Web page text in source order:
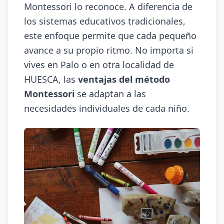
Montessori lo reconoce. A diferencia de
los sistemas educativos tradicionales,
este enfoque permite que cada pequeño
avance a su propio ritmo. No importa si
vives en Palo o en otra localidad de
HUESCA, las ventajas del método
Montessori se adaptan a las
necesidades individuales de cada niño.